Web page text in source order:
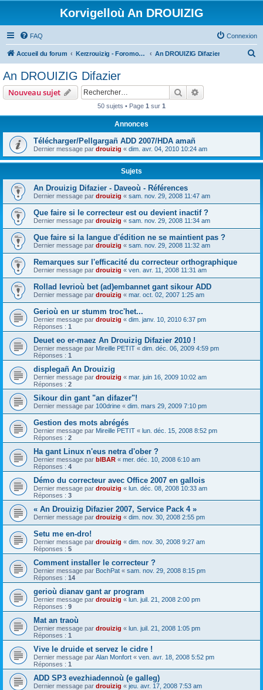
Korvigelloù An DROUIZIG
FAQ Connexion
Accueil du forum Kerzrouizig - Foromoù An Drouizig An DROUIZIG Difazier
e
r
An DROUIZIG Difazier
Nouveau sujet Rechercher
50 sujets • Page 1 sur 1
Annonces
Télécharger/Pellgargañ ADD 2007/HDA amañ
Dernier message par drouizig « dim. avr. 04, 2010 10:24 am
Sujets
An Drouizig Difazier - Daveoù - Références
Dernier message par drouizig « sam. nov. 29, 2008 11:47 am
Que faire si le correcteur est ou devient inactif ?
Dernier message par drouizig « sam. nov. 29, 2008 11:34 am
Que faire si la langue d'édition ne se maintient pas ?
Dernier message par drouizig « sam. nov. 29, 2008 11:32 am
Remarques sur l'efficacité du correcteur orthographique
Dernier message par drouizig « ven. avr. 11, 2008 11:31 am
Rollad levrioù bet (ad)embannet gant sikour ADD
Dernier message par drouizig « mar. oct. 02, 2007 1:25 am
Gerioù en ur stumm troc'het...
Dernier message par drouizig « dim. janv. 10, 2010 6:37 pm
Réponses : 1
Deuet eo er-maez An Drouizig Difazier 2010 !
Dernier message par Mireille PETIT « dim. déc. 06, 2009 4:59 pm
Réponses : 1
displegañ An Drouizig
Dernier message par drouizig « mar. juin 16, 2009 10:02 am
Réponses : 2
Sikour din gant "an difazer"!
Dernier message par 100drine « dim. mars 29, 2009 7:10 pm
Gestion des mots abrégés
Dernier message par Mireille PETIT « lun. déc. 15, 2008 8:52 pm
Réponses : 2
Ha gant Linux n'eus netra d'ober ?
Dernier message par bIBAR « mer. déc. 10, 2008 6:10 am
Réponses : 4
Démo du correcteur avec Office 2007 en gallois
Dernier message par drouizig « lun. déc. 08, 2008 10:33 am
Réponses : 3
« An Drouizig Difazier 2007, Service Pack 4 »
Dernier message par drouizig « dim. nov. 30, 2008 2:55 pm
Setu me en-dro!
Dernier message par drouizig « dim. nov. 30, 2008 9:27 am
Réponses : 5
Comment installer le correcteur ?
Dernier message par BochPat « sam. nov. 29, 2008 8:15 pm
Réponses : 14
gerioù dianav gant ar program
Dernier message par drouizig « lun. juil. 21, 2008 2:00 pm
Réponses : 9
Mat an traoù
Dernier message par drouizig « lun. juil. 21, 2008 1:05 pm
Réponses : 1
Vive le druide et servez le cidre !
Dernier message par Alan Monfort « ven. avr. 18, 2008 5:52 pm
Réponses : 1
ADD SP3 evezhiadennoù (e galleg)
Dernier message par drouizig « jeu. avr. 17, 2008 7:53 am